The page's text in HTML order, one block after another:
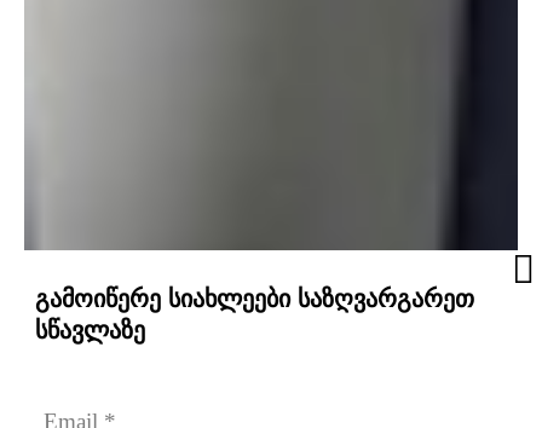
გამოიწერე სიახლეები საზღვარგარეთ
სწავლაზე
Email *